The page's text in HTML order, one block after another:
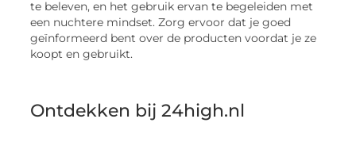
te beleven, en het gebruik ervan te begeleiden met
een nuchtere mindset. Zorg ervoor dat je goed
geïnformeerd bent over de producten voordat je ze
koopt en gebruikt.
Ontdekken bij 24high.nl